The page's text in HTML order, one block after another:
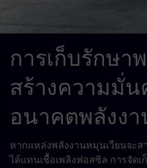
การเก็บรักษา
สร้างความมั่น
อนาคตพลังง
หากแหล่งพลังงานหมุนเวียนจะส
ได้แทนเชื้อเพลิงฟอสซิล การจัดเ